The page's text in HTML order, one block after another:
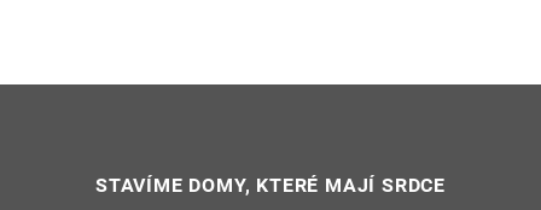
STAVÍME DOMY, KTERÉ MAJÍ SRDCE